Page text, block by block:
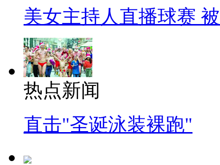
美女主持人直播球赛
热点新闻
直击"圣诞泳装裸跑"